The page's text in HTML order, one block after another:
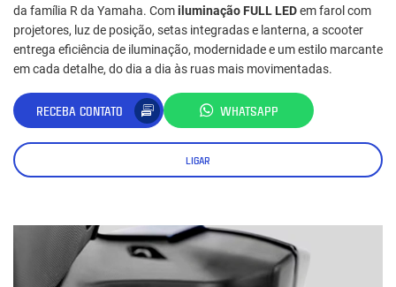
da família R da Yamaha. Comiluminação FULL LEDem farol com
projetores, luz de posição, setas integradas e lanterna, a scooter
entrega eficiência de iluminação, modernidade e um estilo marcante
em cada detalhe, do dia a dia às ruas mais movimentadas.
RECEBA CONTATO WHATSAPP
LIGAR